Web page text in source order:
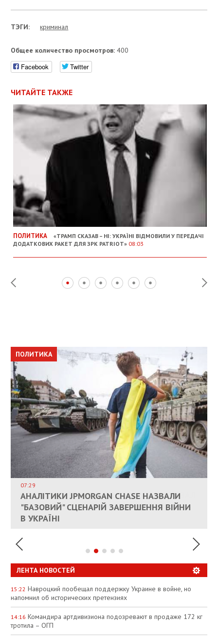
ТЭГИ: криминал
Общее количество просмотров: 400
Facebook Twitter
ЧИТАЙТЕ ТАКЖЕ
ПОЛИТИКА
«ТРАМП СКАЗАВ – НІ: УКРАЇНІ ВІДМОВИЛИ У ПЕРЕДАЧІ
ДОДАТКОВИХ РАКЕТ ДЛЯ ЗРК PATRIOT» 08:03
ПОЛИТИКА
КАНДИДАТ В ПРЕМЬЕРЫ ПОЛЬШИ ПРИЗВАЛ
ЕС ПРЕКРАТИТЬ ВОЕННУЮ ПОМОЩЬ
УКРАИНЕ
ПОЛИТИКА
07:29
АНАЛІТИКИ JPMORGAN CHASE НАЗВАЛИ
"БАЗОВИЙ" СЦЕНАРІЙ ЗАВЕРШЕННЯ ВІЙНИ
В УКРАЇНІ
ОБЩЕСТВО
ВЛАСНИКАМ ЗРУЙНОВАНОГО ЖИТЛА
ДОЗВОЛИЛИ НЕ ПЛАТИТИ ЗА КОМУНАЛКУ
ПОЛИТИКА
ИНТЕГРАЦИЯ УКРАИНЫ В НАТО ВРЯД ЛИ
СОСТОИТСЯ В БЛИЖАЙШЕЕ ВРЕМЯ, –
РЮТТЕ
ЭКОНОМИКА
ПАЛИВНИЙ РИНОК РОЗІГРІЛИ ШТУЧНО:
АНАЛІТИКИ ЗВИНУВАТИЛИ АЗС У
СПЕКУЛЯЦІЇ
ЛЕНТА НОВОСТЕЙ
15:22 Навроцкий пообещал поддержку Украине в войне, но
напомнил об исторических претензиях
14:16 Командира артдивизиона подозревают в продаже 172 кг
тротила – ОГП